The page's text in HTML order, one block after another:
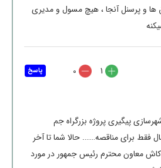
ها و پرسنل آنجا ، هیچ مسول و مدیری
1
0
پیگیری پروژه بزرگراه جم
فقط برای مناقصه……. حالا شما تا آخر
معاون محترم رئیس جمهور در مورد
پاسخ